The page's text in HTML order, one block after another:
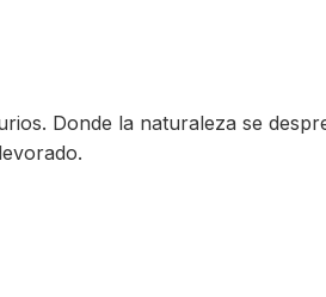
Donde la naturaleza se